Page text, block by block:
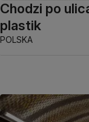
Chodzi po
plastik
POLSKA